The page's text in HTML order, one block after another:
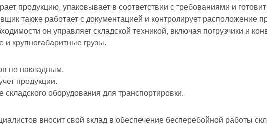
продукцию, упаковывает в соответствии с требованиями и готовит
также работает с документацией и контролирует расположение
он управляет складской техникой, включая погрузчики и
крупногабаритные грузы.
по накладным.
продукции.
складского оборудования для транспортировки.
вносит свой вклад в обеспечение бесперебойной работы